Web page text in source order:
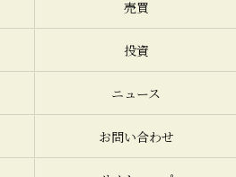
売買
投資
ニュース
お問い合わせ